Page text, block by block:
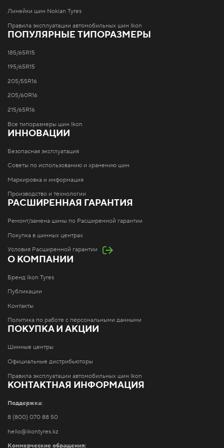
Линейки шин Nokian Tyres
Правила эксплуатации автомобильных шин Ikon
ПОПУЛЯРНЫЕ ТИПОРАЗМЕРЫ
185/65R15
195/65R15
205/55R16
205/60R16
215/65R16
Все типоразмеры шин Ikon
ИННОВАЦИИ
Безопасная эксплуатация
Советы по использованию и хранению шин
Маркировка и информация
Производство и технологии
РАСШИРЕННАЯ ГАРАНТИЯ
Ремонт/замена шины по Расширенной гарантии
Покупка в шинных центрах
Условия Расширенной гарантии
О КОМПАНИИ
Бренд Ikon Tyres
Публикации
Контакты
Политика по работе с персональными данными
ПОКУПКА И АКЦИИ
Шинные центры
Официальные дистрибьюторы
Правила эксплуатации автомобильных шин Ikon
КОНТАКТНАЯ ИНФОРМАЦИЯ
Поддержка:
8 (800) 070 88 50
hello@ikontyres.kz
Коммерческие обращения: